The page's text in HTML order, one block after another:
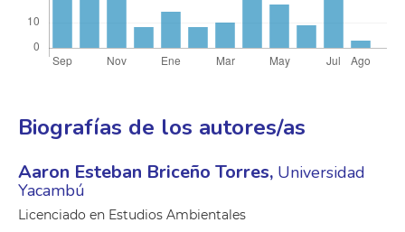
Biografías de los autores/as
Aaron Esteban Briceño Torres, Universidad
Yacambú
Licenciado en Estudios Ambientales